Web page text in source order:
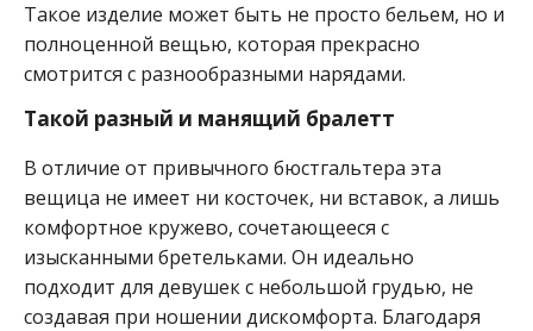
Такое изделие может быть не просто бельем, но и
полноценной вещью, которая прекрасно
смотрится с разнообразными нарядами.
Такой разный и манящий бралетт
В отличие от привычного бюстгальтера эта
вещица не имеет ни косточек, ни вставок, а лишь
комфортное кружево, сочетающееся с
изысканными бретельками. Он идеально
подходит для девушек с небольшой грудью, не
создавая при ношении дискомфорта. Благодаря